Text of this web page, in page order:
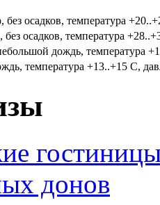
без осадков, температура
без осадков, температура
дождь, температура
температура +13..+15 С,
донов